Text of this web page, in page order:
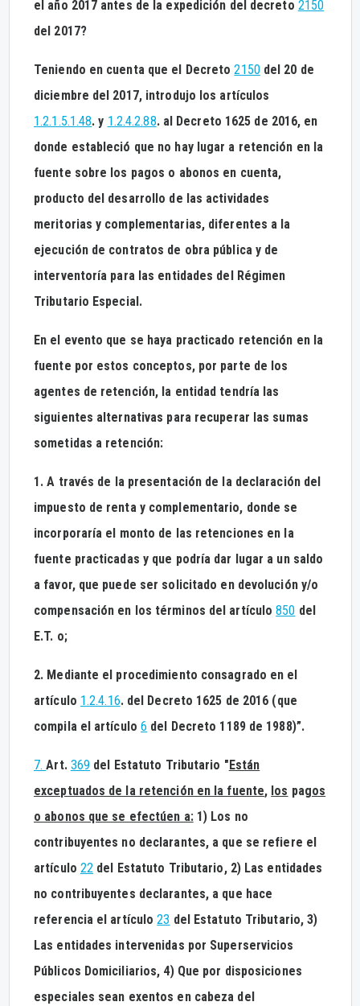
el año 2017 antes de la expedición del decreto 2150
del 2017?
Teniendo en cuenta que el Decreto2150 del 20 de
diciembre del 2017, introdujo los artículos
1.2.1.5.1.48. y 1.2.4.2.88. al Decreto 1625 de 2016, en
donde estableció que no hay lugar a retención en la
fuente sobre los pagos o abonos en cuenta,
producto del desarrollo de las actividades
meritorias y complementarias, diferentes a la
ejecución de contratos de obra pública y de
interventoría para las entidades del Régimen
Tributario Especial.
En el evento que se haya practicado retención en la
fuente por estos conceptos, por parte de los
agentes de retención, la entidad tendría las
siguientes alternativas para recuperar las sumas
sometidas a retención:
1. A través de la presentación de la declaración del
impuesto de renta y complementario, donde se
incorporaría el monto de las retenciones en la
fuente practicadas y que podría dar lugar a un saldo
a favor, que puede ser solicitado en devolución y/o
compensación en los términos del artículo850 del
E.T. o;
2. Mediante el procedimiento consagrado en el
artículo 1.2.4.16. del Decreto 1625 de 2016 (que
compila el artículo 6 del Decreto 1189 de 1988)”.
7.Art. 369 del Estatuto Tributario " Están
exceptuados de la retención en la fuente, los pagos
o abonos que se efectúen a:1) Los no
contribuyentes no declarantes, a que se refiere el
artículo 22 del Estatuto Tributario, 2) Las entidades
no contribuyentes declarantes, a que hace
referencia el artículo23 del Estatuto Tributario, 3)
Las entidades intervenidas por Superservicios
Públicos Domiciliarios, 4) Que por disposiciones
especiales sean exentos en cabeza del